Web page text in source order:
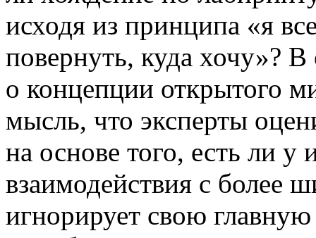
исходя из принципа «я
повернуть, куда хочу»?
о концепции открытого
мысль, что эксперты
на основе того, есть ли
взаимодействия с более
игнорирует свою